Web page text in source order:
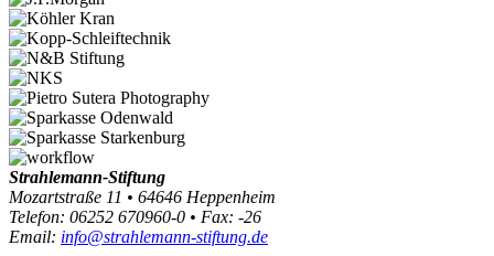
Strahlemann-Stiftung
Mozartstraße 11 • 64646 Heppenheim
Telefon: 06252 670960-0 • Fax: -26
Email: info@strahlemann-stiftung.de